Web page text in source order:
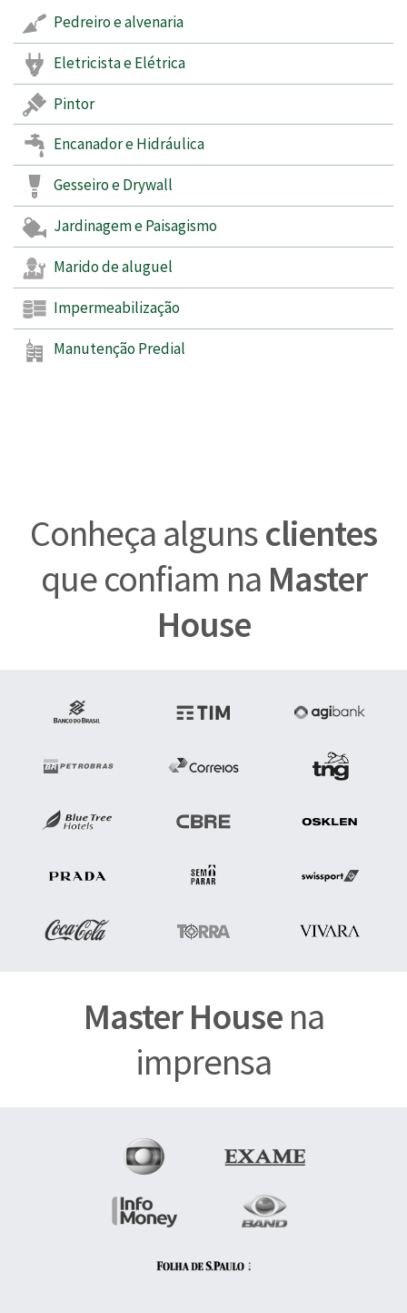
Pedreiro e alvenaria
Eletricista e Elétrica
Pintor
Encanador e Hidráulica
Gesseiro e Drywall
Jardinagem e Paisagismo
Marido de aluguel
Impermeabilização
Manutenção Predial
Conheça algunsclientes
que confiam na Master
House
Master Housena
imprensa